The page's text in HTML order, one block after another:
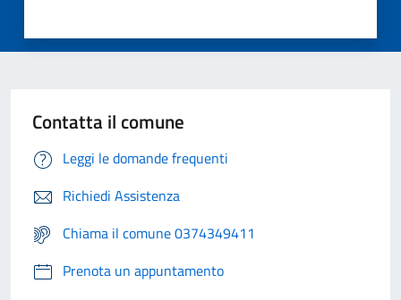
Contatta il comune
Leggi le domande frequenti
Richiedi Assistenza
Chiama il comune 0374349411
Prenota un appuntamento